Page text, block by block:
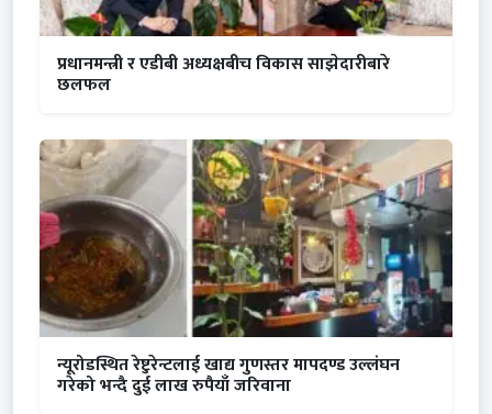
प्रधानमन्त्री र एडीबी अध्यक्षबीच विकास साझेदारीबारे
छलफल
न्यूरोडस्थित रेष्टुरेन्टलाई खाद्य गुणस्तर मापदण्ड उल्लंघन
गरेको भन्दै दुई लाख रुपैयाँ जरिवाना